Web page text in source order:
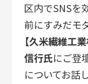
「すみだモダン
すみだモダン
2021-
区内でSNSを
前にすみだモ
【久米繊維工
信行氏にご登
についてお話